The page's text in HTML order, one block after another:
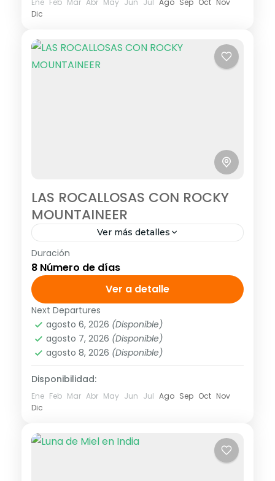
Dic
LAS ROCALLOSAS CON ROCKY
MOUNTAINEER
Ver más detalles
<strong>Visitando:</strong> Calgary –
Banff – Lake Louise – Campos de hielo –
Jasper – Kamloops – Vancouver
<strong>Salidas:</strong> domingo del 5
mayo 2017 al 29...
América,Norte América
1 Personas
Duración
8 Número de días
Ver a detalle
Next Departures
agosto 6, 2026 (Disponible)
agosto 7, 2026 (Disponible)
agosto 8, 2026 (Disponible)
Disponibilidad:
Ene Feb Mar Abr May Jun Jul Ago Sep Oct Nov
Dic